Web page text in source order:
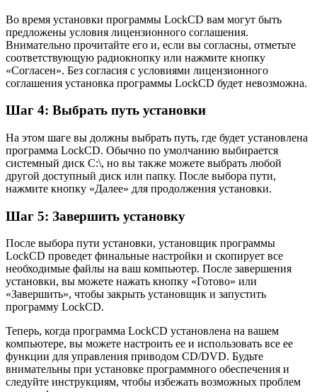
Во время установки программы LockCD вам могут быть
предложены условия лицензионного соглашения.
Внимательно прочитайте его и, если вы согласны, отметьте
соответствующую радиокнопку или нажмите кнопку
«Согласен». Без согласия с условиями лицензионного
соглашения установка программы LockCD будет невозможна.
Шаг 4: Выбрать путь установки
На этом шаге вы должны выбрать путь, где будет установлена
программа LockCD. Обычно по умолчанию выбирается
системный диск C:\, но вы также можете выбрать любой
другой доступный диск или папку. После выбора пути,
нажмите кнопку «Далее» для продолжения установки.
Шаг 5: Завершить установку
После выбора пути установки, установщик программы
LockCD проведет финальные настройки и скопирует все
необходимые файлы на ваш компьютер. После завершения
установки, вы можете нажать кнопку «Готово» или
«Завершить», чтобы закрыть установщик и запустить
программу LockCD.
Теперь, когда программа LockCD установлена на вашем
компьютере, вы можете настроить ее и использовать все ее
функции для управления приводом CD/DVD. Будьте
внимательны при установке программного обеспечения и
следуйте инструкциям, чтобы избежать возможных проблем